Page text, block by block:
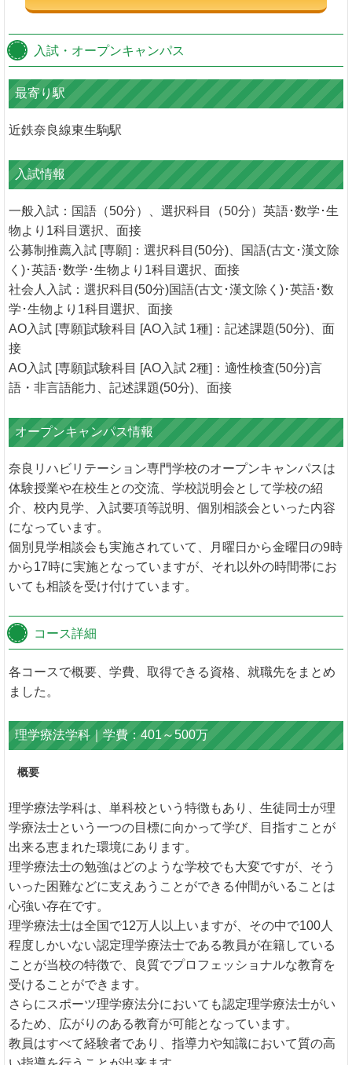
入試・オープンキャンパス
最寄り駅
近鉄奈良線東生駒駅
入試情報
一般入試：国語（50分）、選択科目（50分）英語･数学･生
物より1科目選択、面接
公募制推薦入試 [専願]：選択科目(50分)、国語(古文･漢文除
く)･英語･数学･生物より1科目選択、面接
社会人入試：選択科目(50分)国語(古文･漢文除く)･英語･数
学･生物より1科目選択、面接
AO入試 [専願]試験科目 [AO入試 1種]：記述課題(50分)、面
接
AO入試 [専願]試験科目 [AO入試 2種]：適性検査(50分)言
語・非言語能力、記述課題(50分)、面接
オープンキャンパス情報
奈良リハビリテーション専門学校のオープンキャンパスは
体験授業や在校生との交流、学校説明会として学校の紹
介、校内見学、入試要項等説明、個別相談会といった内容
になっています。
個別見学相談会も実施されていて、月曜日から金曜日の9時
から17時に実施となっていますが、それ以外の時間帯にお
いても相談を受け付けています。
コース詳細
各コースで概要、学費、取得できる資格、就職先をまとめ
ました。
理学療法学科｜学費：401～500万
概要
理学療法学科は、単科校という特徴もあり、生徒同士が理
学療法士という一つの目標に向かって学び、目指すことが
出来る恵まれた環境にあります。
理学療法士の勉強はどのような学校でも大変ですが、そう
いった困難などに支えあうことができる仲間がいることは
心強い存在です。
理学療法士は全国で12万人以上いますが、その中で100人
程度しかいない認定理学療法士である教員が在籍している
ことが当校の特徴で、良質でプロフェッショナルな教育を
受けることができます。
さらにスポーツ理学療法分においても認定理学療法士がい
るため、広がりのある教育が可能となっています。
教員はすべて経験者であり、指導力や知識において質の高